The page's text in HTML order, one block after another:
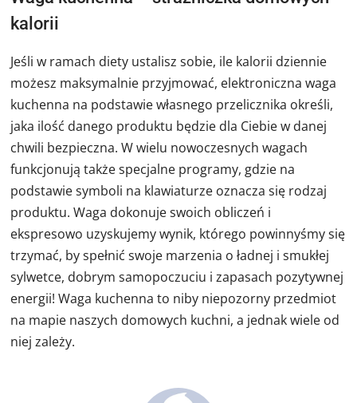
kalorii
Jeśli w ramach diety ustalisz sobie, ile kalorii dziennie
możesz maksymalnie przyjmować, elektroniczna waga
kuchenna na podstawie własnego przelicznika określi,
jaka ilość danego produktu będzie dla Ciebie w danej
chwili bezpieczna. W wielu nowoczesnych wagach
funkcjonują także specjalne programy, gdzie na
podstawie symboli na klawiaturze oznacza się rodzaj
produktu. Waga dokonuje swoich obliczeń i
ekspresowo uzyskujemy wynik, którego powinnyśmy się
trzymać, by spełnić swoje marzenia o ładnej i smukłej
sylwetce, dobrym samopoczuciu i zapasach pozytywnej
energii! Waga kuchenna to niby niepozorny przedmiot
na mapie naszych domowych kuchni, a jednak wiele od
niej zależy.